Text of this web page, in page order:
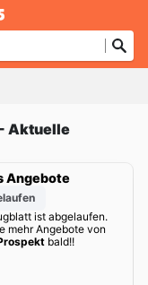
Aktuelle
Angebote
ist abgelaufen.
mehr Angebote von
bald!!